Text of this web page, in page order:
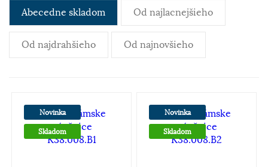
Abecedne skladom Od najlacnejšieho
Od najdrahšieho Od najnovšieho
Novinka
Skladom
Novinka
Skladom